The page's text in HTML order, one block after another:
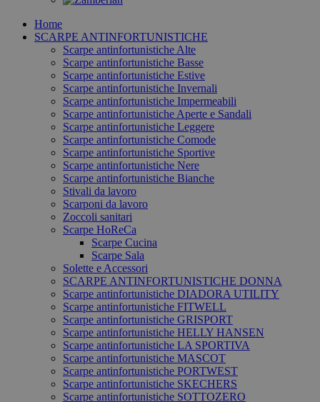
Home
SCARPE ANTINFORTUNISTICHE
Scarpe antinfortunistiche Alte
Scarpe antinfortunistiche Basse
Scarpe antinfortunistiche Estive
Scarpe antinfortunistiche Invernali
Scarpe antinfortunistiche Impermeabili
Scarpe antinfortunistiche Aperte e Sandali
Scarpe antinfortunistiche Leggere
Scarpe antinfortunistiche Comode
Scarpe antinfortunistiche Sportive
Scarpe antinfortunistiche Nere
Scarpe antinfortunistiche Bianche
Stivali da lavoro
Scarponi da lavoro
Zoccoli sanitari
Scarpe HoReCa
Scarpe Cucina
Scarpe Sala
Solette e Accessori
SCARPE ANTINFORTUNISTICHE DONNA
Scarpe antinfortunistiche DIADORA UTILITY
Scarpe antinfortunistiche FITWELL
Scarpe antinfortunistiche GRISPORT
Scarpe antinfortunistiche HELLY HANSEN
Scarpe antinfortunistiche LA SPORTIVA
Scarpe antinfortunistiche MASCOT
Scarpe antinfortunistiche PORTWEST
Scarpe antinfortunistiche SKECHERS
Scarpe antinfortunistiche SOTTOZERO